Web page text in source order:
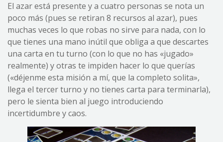
El azar está presente y a cuatro personas se nota un
poco más (pues se retiran 8 recursos al azar), pues
muchas veces lo que robas no sirve para nada, con lo
que tienes una mano inútil que obliga a que descartes
una carta en tu turno (con lo que no has «jugado»
realmente) y otras te impiden hacer lo que querías
(«déjenme esta misión a mí, que la completo solita»,
llega el tercer turno y no tienes carta para terminarla),
pero le sienta bien al juego introduciendo
incertidumbre y caos.